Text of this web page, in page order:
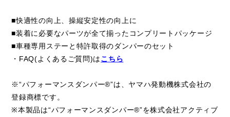
■快適性の向上、操縦安定性の向上に
■装着に必要なパーツが全て揃ったコンプリートパッケージ
■車種専用ステーと特許取得のダンパーのセット
・FAQ(よくあるご質問)はこちら
※“パフォーマンスダンパー®”は、ヤマハ発動機株式会社の
登録商標です。
※本製品は“パフォーマンスダンパー®”を株式会社アクティブ